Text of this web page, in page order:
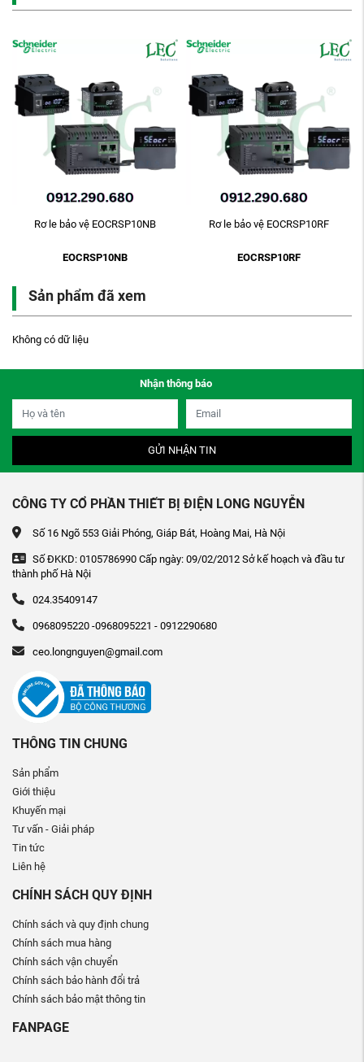
Rơ le bảo vệ EOCRSP10NB
EOCRSP10NB
Rơ le bảo vệ EOCRSP10RF
EOCRSP10RF
Sản phẩm đã xem
Không có dữ liệu
Nhận thông báo
GỬI NHẬN TIN
CÔNG TY CỔ PHẦN THIẾT BỊ ĐIỆN LONG NGUYỄN
Số 16 Ngõ 553 Giải Phóng, Giáp Bát, Hoàng Mai, Hà Nội
Số ĐKKD: 0105786990 Cấp ngày: 09/02/2012 Sở kế hoạch và đầu tư
thành phố Hà Nội
024.35409147
0968095220 -0968095221 - 0912290680
ceo.longnguyen@gmail.com
THÔNG TIN CHUNG
Sản phẩm
Giới thiệu
Khuyến mại
Tư vấn - Giải pháp
Tin tức
Liên hệ
CHÍNH SÁCH QUY ĐỊNH
Chính sách và quy định chung
Chính sách mua hàng
Chính sách vận chuyển
Chính sách bảo hành đổi trả
Chính sách bảo mật thông tin
FANPAGE